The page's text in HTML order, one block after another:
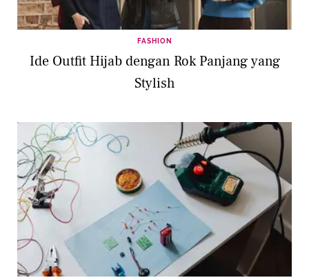
FASHION
Ide Outfit Hijab dengan Rok Panjang yang
Stylish